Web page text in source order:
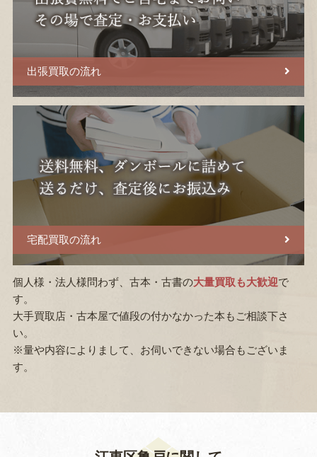
出張買取の流れ
宅配買取の流れ
個人様・法人様問わず、古本・古書の大量買取も大歓迎で
す。
大手買取店・古本屋で値段の付かなかった本もご相談下さ
い。
※量や内容によりまして、お伺いできない場合もございま
す。